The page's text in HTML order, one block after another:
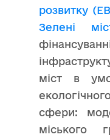
розвитку
Зелені
міст в
сфери:
міського